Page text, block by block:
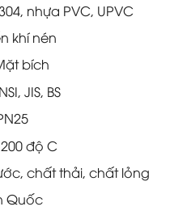
nhựa PVC, UPVC
khí nén
bích
JIS, BS
độ C
chất thải, chất lỏng
Quốc